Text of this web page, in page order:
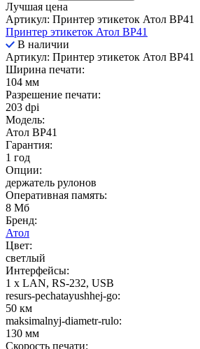
Лучшая цена
Артикул: Принтер этикеток Атол ВР41
Принтер этикеток Атол ВР41
В наличии
Артикул: Принтер этикеток Атол ВР41
Ширина печати:
104 мм
Разрешение печати:
203 dpi
Модель:
Атол BP41
Гарантия:
1 год
Опции:
держатель рулонов
Оперативная память:
8 Мб
Бренд:
Атол
Цвет:
светлый
Интерфейсы:
1 x LAN, RS-232, USB
resurs-pechatayushhej-go:
50 км
maksimalnyj-diametr-rulo:
130 мм
Скорость печати: